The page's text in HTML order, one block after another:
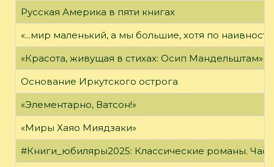
Русская Америка в пяти книгах
«...мир маленький, а мы большие, хотя по
«Красота, живущая в стихах: Осип Мандельштам»
Основание Иркутского острога
«Элементарно, Ватсон!»
«Миры Хаяо Миядзаки»
#Книги_юбиляры2025: Классические романы.